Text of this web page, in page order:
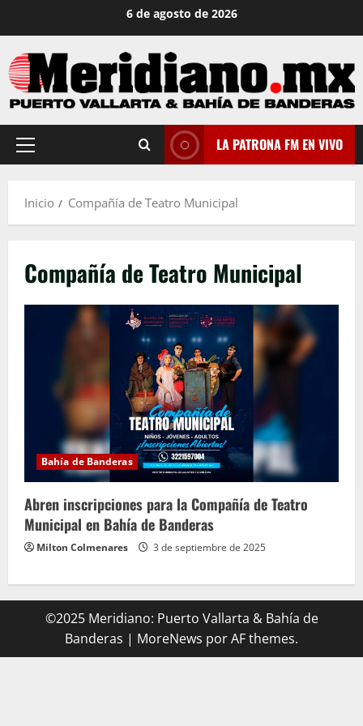
contenido
6 de agosto de 2026
Menú
LA PATRONA FM EN VIVO
Inicio Compañía de Teatro Municipal
Compañía de Teatro Municipal
Bahía de Banderas
Abren inscripciones para la Compañía de Teatro
Municipal en Bahía de Banderas
Milton Colmenares 3 de septiembre de 2025
©2025 Meridiano: Puerto Vallarta & Bahía de
Banderas | MoreNews por AF themes.